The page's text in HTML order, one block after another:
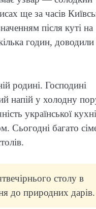
ще за часів
після куті на
годин,
родині. Господині
напій у холодну
української
Сьогодні багато
столу в
до природних дарів.